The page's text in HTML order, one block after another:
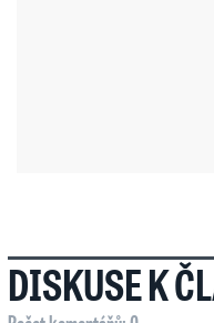
DISKUSE K